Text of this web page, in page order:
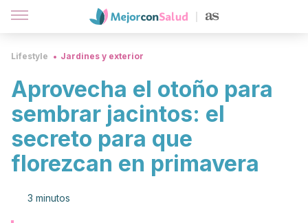
Lifestyle Jardines y exterior
Aprovecha el otoño para
sembrar jacintos: el
secreto para que
florezcan en primavera
3 minutos